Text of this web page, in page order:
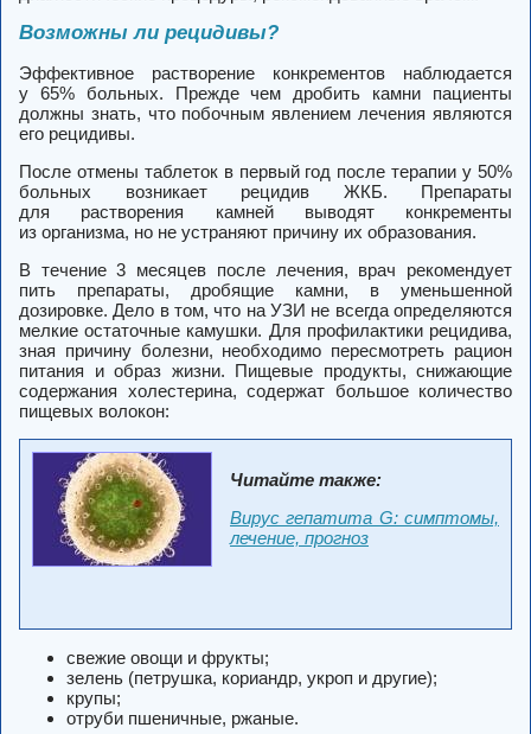
Возможны ли рецидивы?
Эффективное растворение конкрементов наблюдается
у 65% больных. Прежде чем дробить камни пациенты
должны знать, что побочным явлением лечения являются
его рецидивы.
После отмены таблеток в первый год после терапии у 50%
больных возникает рецидив ЖКБ. Препараты
для растворения камней выводят конкременты
из организма, но не устраняют причину их образования.
В течение 3 месяцев после лечения, врач рекомендует
пить препараты, дробящие камни, в уменьшенной
дозировке. Дело в том, что на УЗИ не всегда определяются
мелкие остаточные камушки. Для профилактики рецидива,
зная причину болезни, необходимо пересмотреть рацион
питания и образ жизни. Пищевые продукты, снижающие
содержания холестерина, содержат большое количество
пищевых волокон:
Читайте также:
Вирус гепатита G: симптомы,
лечение, прогноз
свежие овощи и фрукты;
зелень (петрушка, кориандр, укроп и другие);
крупы;
отруби пшеничные, ржаные.